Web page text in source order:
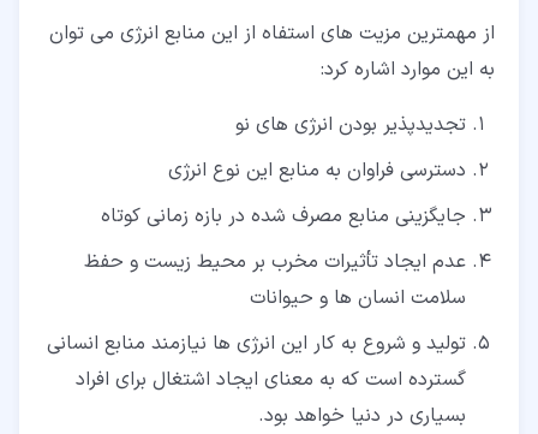
از مهمترین مزیت های استفاه از این منابع انرژی می توان
به این موارد اشاره کرد:
تجدیدپذیر بودن انرژی های نو
دسترسی فراوان به منابع این نوع انرژی
جایگزینی منابع مصرف شده در بازه زمانی کوتاه
عدم ایجاد تأثیرات مخرب بر محیط زیست و حفظ
سلامت انسان ها و حیوانات
تولید و شروع به کار این انرژی ها نیازمند منابع انسانی
گسترده است که به معنای ایجاد اشتغال برای افراد
بسیاری در دنیا خواهد بود.